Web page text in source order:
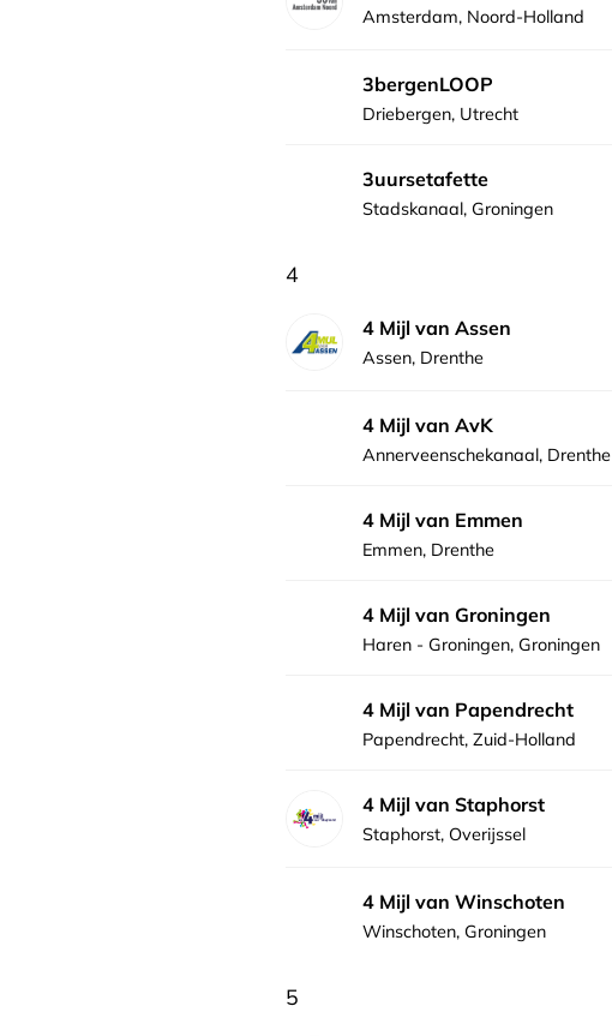
Amsterdam, Noord-Holland
3bergenLOOP
Driebergen, Utrecht
3uursetafette
Stadskanaal, Groningen
4
4 Mijl van Assen
Assen, Drenthe
4 Mijl van AvK
Annerveenschekanaal, Drenthe
4 Mijl van Emmen
Emmen, Drenthe
4 Mijl van Groningen
Haren - Groningen, Groningen
4 Mijl van Papendrecht
Papendrecht, Zuid-Holland
4 Mijl van Staphorst
Staphorst, Overijssel
4 Mijl van Winschoten
Winschoten, Groningen
5